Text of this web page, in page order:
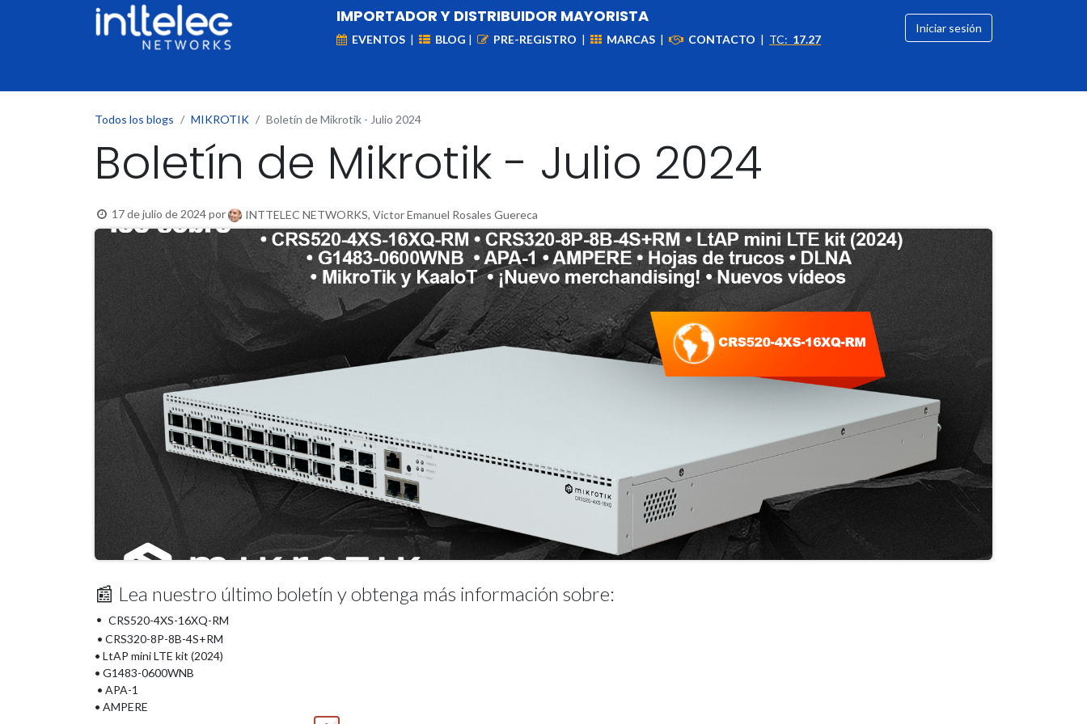
IMPORTADOR Y DISTRIBUIDOR MAYORISTA
EVENTOS | BLOG | PRE-REGISTRO | MARCAS | CONTACTO | TC: 17.27
Iniciar sesión
Todos los blogs MIKROTIK Boletín de Mikrotik - Julio 2024
Boletín de Mikrotik - Julio 2024
17 de julio de 2024por INTTELEC NETWORKS, Victor Emanuel Rosales Guereca
📰 Lea nuestro último boletín y obtenga más información sobre:
• CRS520-4XS-16XQ-RM
• CRS320-8P-8B-4S+RM
• LtAP mini LTE kit (2024)
• G1483-0600WNB
• APA-1
• AMPERE